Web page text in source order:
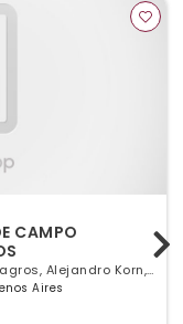
CAMPO
Alejandro Korn,
Aires